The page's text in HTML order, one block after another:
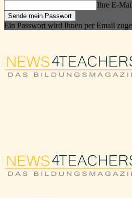
Ihre E-
Ein Passwort wird Ihnen per Email